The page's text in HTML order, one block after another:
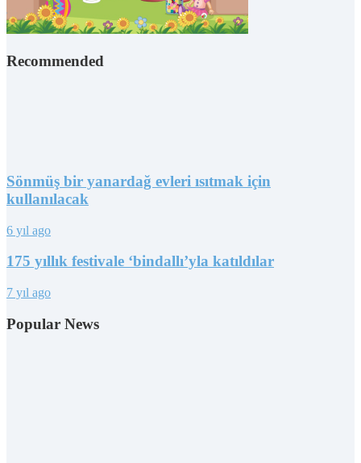
Recommended
Sönmüş bir yanardağ evleri ısıtmak için
kullanılacak
6 yıl ago
175 yıllık festivale ‘bindallı’yla katıldılar
7 yıl ago
Popular News